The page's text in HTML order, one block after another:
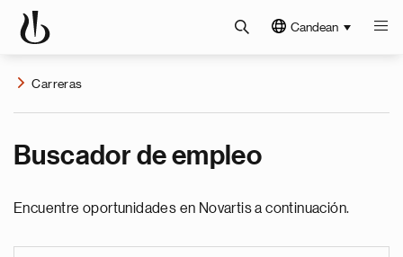
Candean
Carreras
Buscador de empleo
Encuentre oportunidades en Novartis a continuación.